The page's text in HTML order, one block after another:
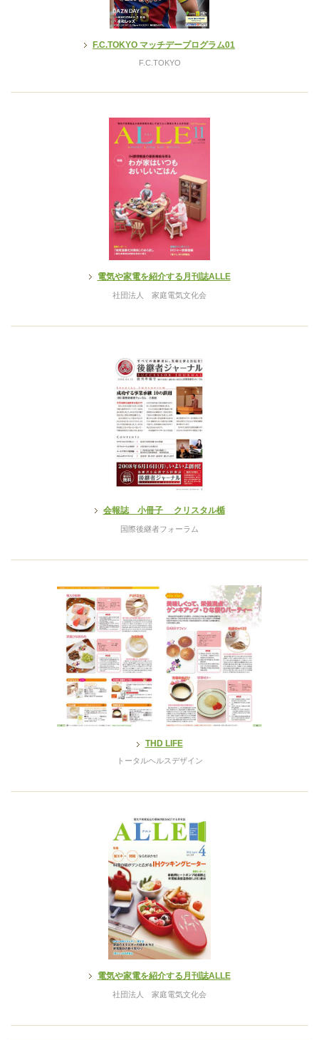
F.C.TOKYO マッチデープログラム01
F.C.TOKYO
電気や家電を紹介する月刊誌ALLE
社団法人 家庭電気文化会
会報誌 小冊子 クリスタル楯
国際後継者フォーラム
THD LIFE
トータルヘルスデザイン
電気や家電を紹介する月刊誌ALLE
社団法人 家庭電気文化会